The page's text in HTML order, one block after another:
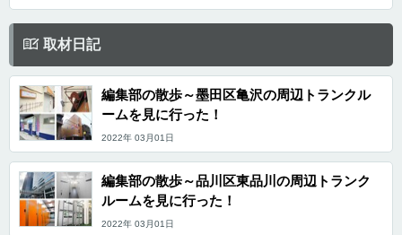
取材日記
編集部の散歩～墨田区亀沢の周辺トランクル
ームを見に行った！
2022年 03月01日
編集部の散歩～品川区東品川の周辺トランク
ルームを見に行った！
2022年 03月01日